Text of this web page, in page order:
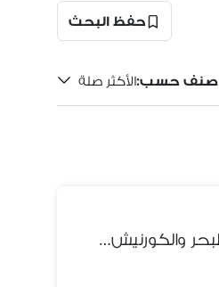
حفظ البحث
صنف حسب:الأكثر صلة
شقة للايجار بمنطقه ميامي السياحية مفروشة فيو رائع للبحر والكورنيش غرفتين نوم ورسبشين